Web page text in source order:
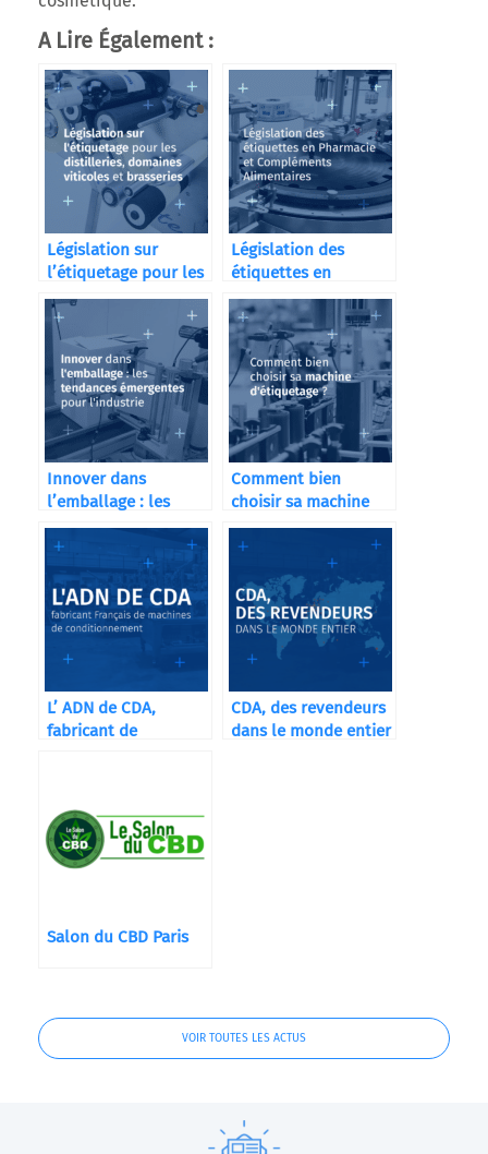
A Lire Également :
Législation sur
l’étiquetage pour les
distilleries
Législation des
étiquettes en
Pharmacie et
Compléments
Alimentaires
Innover dans
l’emballage : les
tendances
émergentes pour
l’industrie et le rôle
clé des machines CDA
Comment bien
choisir sa machine
d’étiquetage ?
L’ ADN de CDA,
fabricant de
CDA, des revendeurs
dans le monde entier
Salon du CBD Paris
VOIR TOUTES LES ACTUS